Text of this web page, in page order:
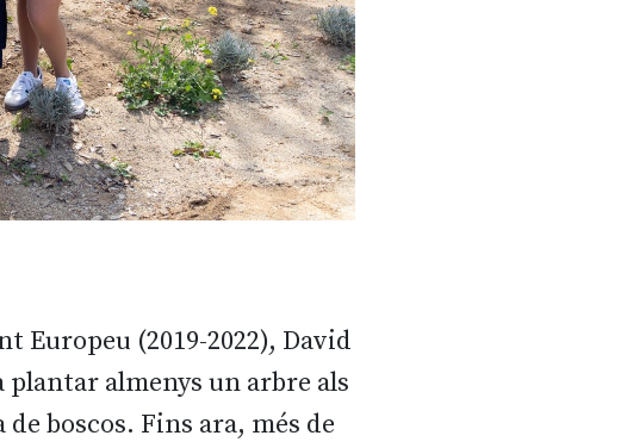
Europeu (2019-2022), David
plantar almenys un arbre als
boscos. Fins ara, més de